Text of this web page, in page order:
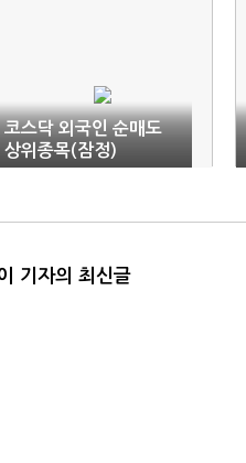
코스닥 외국인 순매도
상위종목(잠정)
기자의 최신글